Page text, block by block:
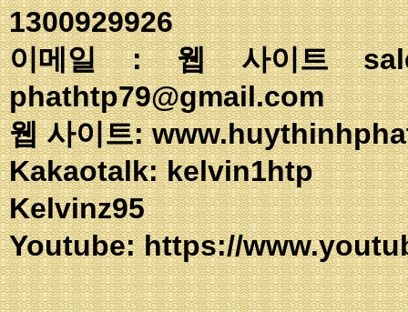
1300929926
이메일 : 웹 사이트
phathtp79@gmail.com
웹 사이트:
Kakaotalk:
Kelvinz95
Youtube:https://